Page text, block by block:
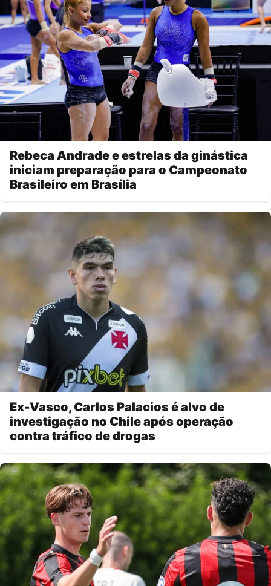
Rebeca Andrade e estrelas da ginástica
iniciam preparação para o Campeonato
Brasileiro em Brasília
Ex-Vasco, Carlos Palacios é alvo de
investigação no Chile após operação
contra tráfico de drogas